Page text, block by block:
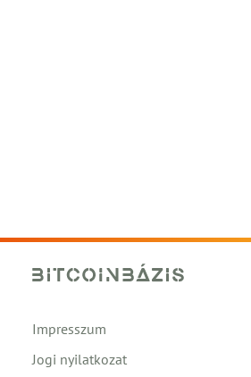
Impresszum
Jogi nyilatkozat